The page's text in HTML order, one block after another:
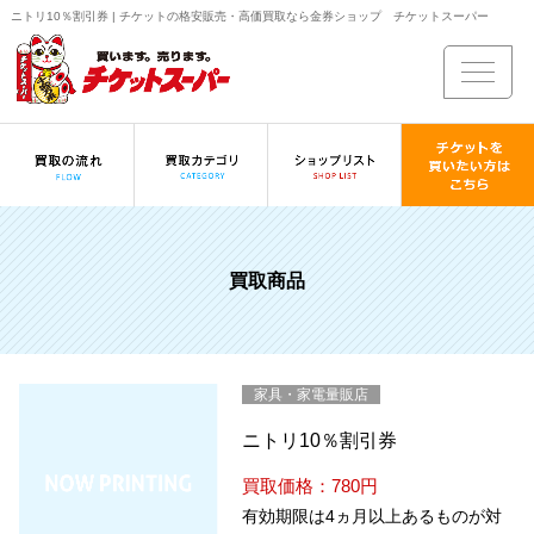
ニトリ10％割引券 | チケットの格安販売・高価買取なら金券ショップ チケットスーパー
買取商品
家具・家電量販店
ニトリ10％割引券
買取価格：780円
有効期限は4ヵ月以上あるものが対